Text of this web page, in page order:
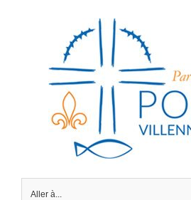
Aller à...